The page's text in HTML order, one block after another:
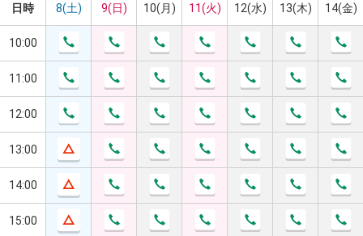
日時
10:00
11:00
12:00
13:00
14:00
15:00
8(土) 9(日) 10(月) 11(火) 12(水) 13(木) 14(金)